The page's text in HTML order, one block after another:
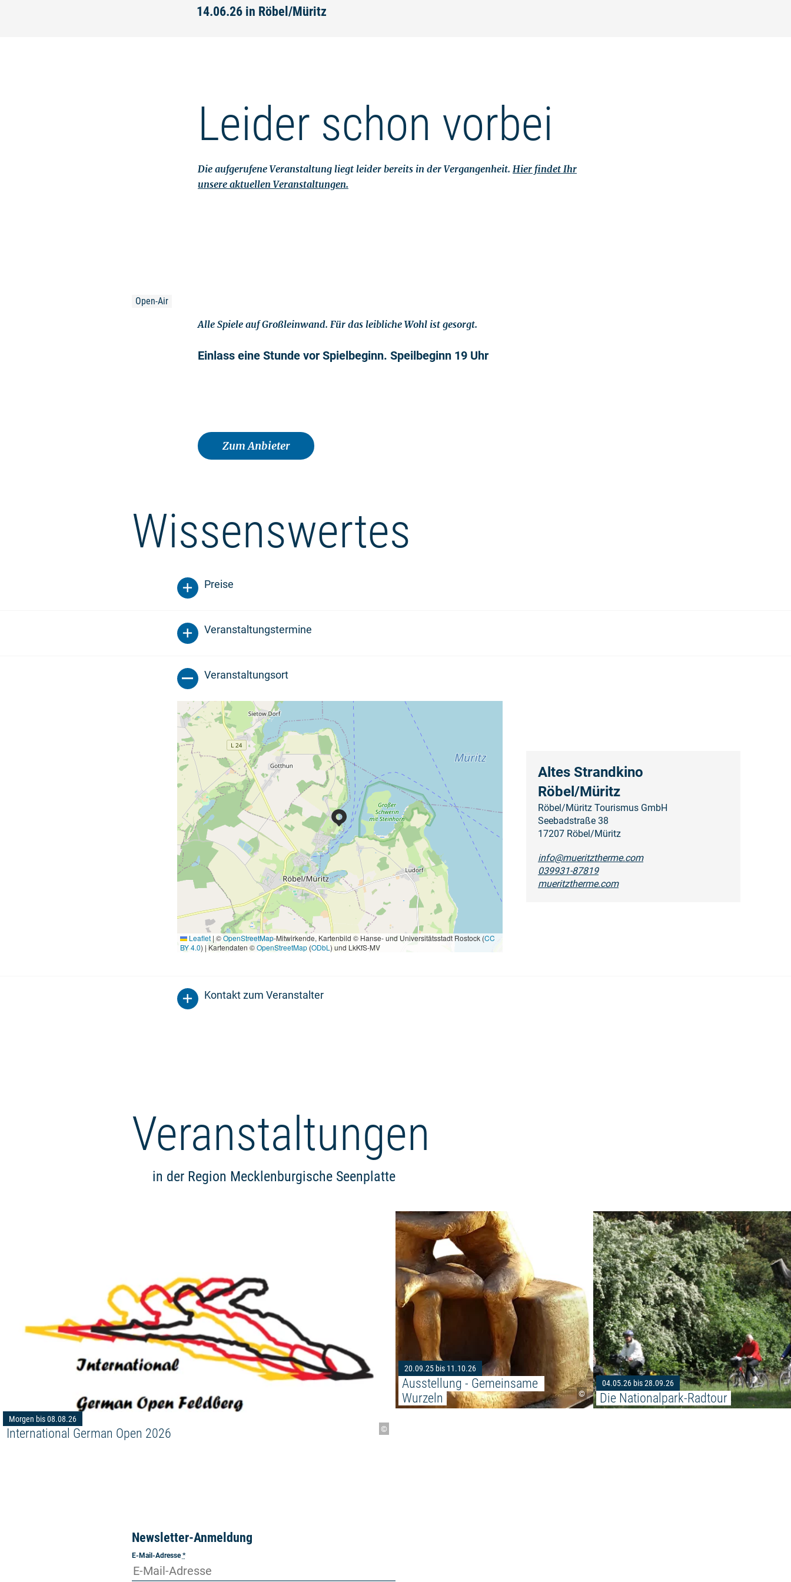
14.06.26 in Röbel/Müritz
Leider schon vorbei
Die aufgerufene Veranstaltung liegt leider bereits in der Vergangenheit. Hier findet Ihr
unsere aktuellen Veranstaltungen.
Open-Air
Alle Spiele auf Großleinwand. Für das leibliche Wohl ist gesorgt.
Einlass eine Stunde vor Spielbeginn. Speilbeginn 19 Uhr
Zum Anbieter
Wissenswertes
Preise
Veranstaltungstermine
Veranstaltungsort
Leaflet | ©OpenStreetMap-Mitwirkende, Kartenbild © Hanse- und Universitätsstadt Rostock (CC
BY 4.0) | Kartendaten ©OpenStreetMap(ODbL ) und LkKfS-MV
Altes Strandkino
Röbel/Müritz
Röbel/Müritz Tourismus GmbH
Seebadstraße 38
17207 Röbel/Müritz
info@mueritztherme.com
039931-87819
mueritztherme.com
Kontakt zum Veranstalter
Veranstaltungen
in der Region Mecklenburgische Seenplatte
©
Morgen bis 08.08.26
International German Open 2026
Weiterlesen: "International German Open 2026"
©
20.09.25 bis 11.10.26
Ausstellung - Gemeinsame
Wurzeln
Weiterlesen: "Ausstellung - Gemeinsame
04.05.26 bis 28.09.26
Die Nationalpark-Radtour
Newsletter-Anmeldung
E-Mail-Adresse*